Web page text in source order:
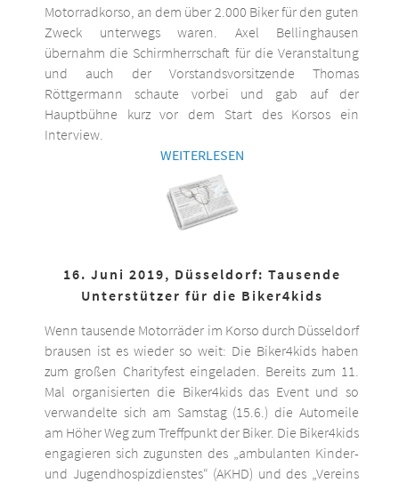
Motorradkorso, an dem über 2.000 Biker für den guten
Zweck unterwegs waren. Axel Bellinghausen
übernahm die Schirmherrschaft für die Veranstaltung
und auch der Vorstandsvorsitzende Thomas
Röttgermann schaute vorbei und gab auf der
Hauptbühne kurz vor dem Start des Korsos ein
Interview.
WEITERLESEN
16. Juni 2019, Düsseldorf: Tausende
Unterstützer für die Biker4kids
Wenn tausende Motorräder im Korso durch Düsseldorf
brausen ist es wieder so weit: Die Biker4kids haben
zum großen Charityfest eingeladen. Bereits zum 11.
Mal organisierten die Biker4kids das Event und so
verwandelte sich am Samstag (15.6.) die Automeile
am Höher Weg zum Treffpunkt der Biker. Die Biker4kids
engagieren sich zugunsten des „ambulanten Kinder-
und Jugendhospizdienstes“ (AKHD) und des „Vereins